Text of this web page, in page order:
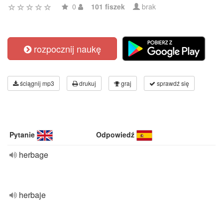
0 101 fiszek brak
rozpocznij naukę
ściągnij mp3 drukuj graj sprawdź się
Pytanie Odpowiedź
herbage
herbaje